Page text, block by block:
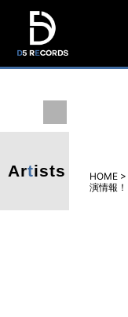
D5
Artists HOME>
演情報！